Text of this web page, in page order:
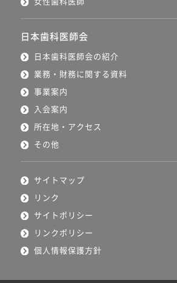
日本歯科医師会
日本歯科医師会の紹介
業務・財務に関する資料
事業案内
入会案内
所在地・アクセス
その他
サイトマップ
リンク
サイトポリシー
リンクポリシー
個人情報保護方針